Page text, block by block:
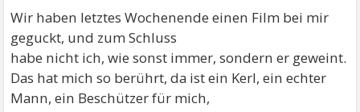
Wir haben letztes Wochenende einen Film bei mir
geguckt, und zum Schluss
habe nicht ich, wie sonst immer, sondern er geweint.
Das hat mich so berührt, da ist ein Kerl, ein echter
Mann, ein Beschützer für mich,